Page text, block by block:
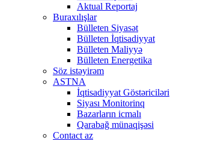
Aktual Reportaj
Buraxılışlar
Bülleten Siyasət
Bülleten İqtisadiyyat
Bülleten Maliyyə
Bülleten Energetika
Söz istəyirəm
ASTNA
İqtisadiyyat Göstəriciləri
Siyası Monitorinq
Bazarların icmalı
Qarabağ münaqişəsi
Contact az